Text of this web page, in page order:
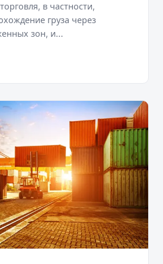
в частности,
груза через
зон, и…